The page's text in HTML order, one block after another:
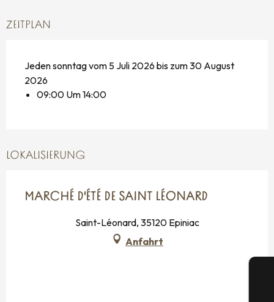
ZEITPLAN
Jeden sonntag vom 5 Juli 2026 bis zum 30 August
2026
09:00 Um 14:00
LOKALISIERUNG
MARCHÉ D'ÉTÉ DE SAINT LÉONARD
Saint-Léonard, 35120 Epiniac
Anfahrt